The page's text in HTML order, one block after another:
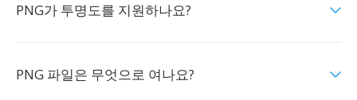
PNG가 투명도를 지원하나요?
PNG 파일은 무엇으로 여나요?